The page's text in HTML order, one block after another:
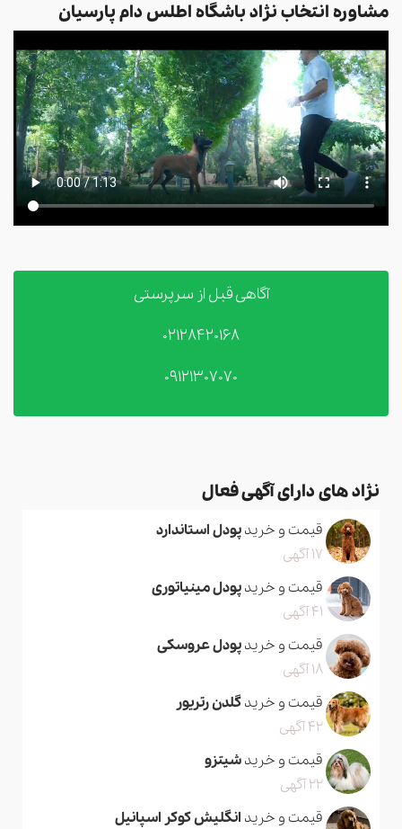
مشاوره انتخاب نژاد باشگاه اطلس دام پارسیان
آگاهی قبل از سرپرستی
02128420168
09121307070
نژاد های دارای آگهی فعال
قیمت و خریدپودل استاندارد
17 آگهی
قیمت و خریدپودل مینیاتوری
41 آگهی
قیمت و خریدپودل عروسکی
18 آگهی
قیمت و خریدگلدن رتریور
42 آگهی
قیمت و خریدشیتزو
22 آگهی
قیمت و خرید انگلیش کوکر اسپانیل